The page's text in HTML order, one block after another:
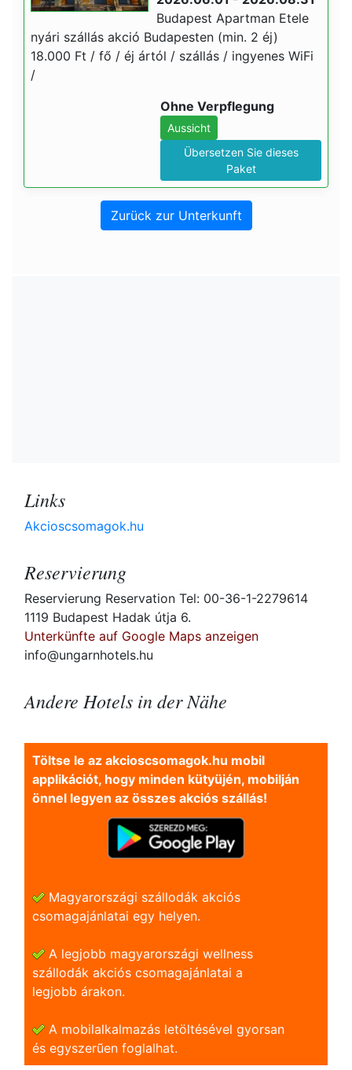
Budapest Apartman Etele
nyári szállás akció Budapesten (min. 2 éj)
18.000 Ft / fő / éj ártól / szállás / ingyenes WiFi
/
Ohne Verpflegung
Aussicht
Übersetzen Sie dieses
Paket
Zurück zur Unterkunft
Links
Akcioscsomagok.hu
Reservierung
Reservierung Reservation Tel: 00-36-1-2279614
1119 Budapest Hadak útja 6.
Unterkünfte auf Google Maps anzeigen
info@ungarnhotels.hu
Andere Hotels in der Nähe
Töltse le az akcioscsomagok.hu mobil
applikációt, hogy minden kütyüjén, mobilján
önnel legyen az összes akciós szállás!
Magyarországi szállodák akciós
csomagajánlatai egy helyen.
A legjobb magyarországi wellness
szállodák akciós csomagajánlatai a
legjobb árakon.
A mobilalkalmazás letöltésével gyorsan
és egyszerũen foglalhat.